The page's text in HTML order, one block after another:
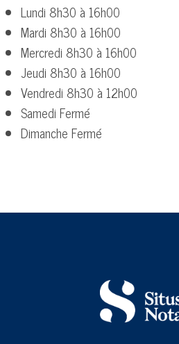
Lundi 8h30 à 16h00
Mardi 8h30 à 16h00
Mercredi 8h30 à 16h00
Jeudi 8h30 à 16h00
Vendredi 8h30 à 12h00
Samedi Fermé
Dimanche Fermé